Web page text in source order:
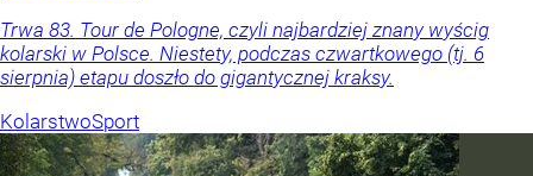
Trwa 83. Tour de Pologne, czyli najbardziej znany wyścig
kolarski w Polsce. Niestety, podczas czwartkowego (tj. 6
sierpnia) etapu doszło do gigantycznej kraksy.
KolarstwoSport